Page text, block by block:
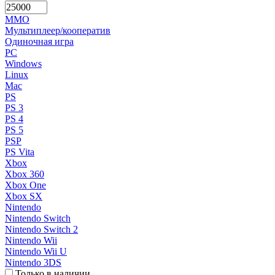
MMO
Мультиплеер/кооператив
Одиночная игра
PC
Windows
Linux
Mac
PS
PS 3
PS 4
PS 5
PSP
PS Vita
Xbox
Xbox 360
Xbox One
Xbox SX
Nintendo
Nintendo Switch
Nintendo Switch 2
Nintendo Wii
Nintendo Wii U
Nintendo 3DS